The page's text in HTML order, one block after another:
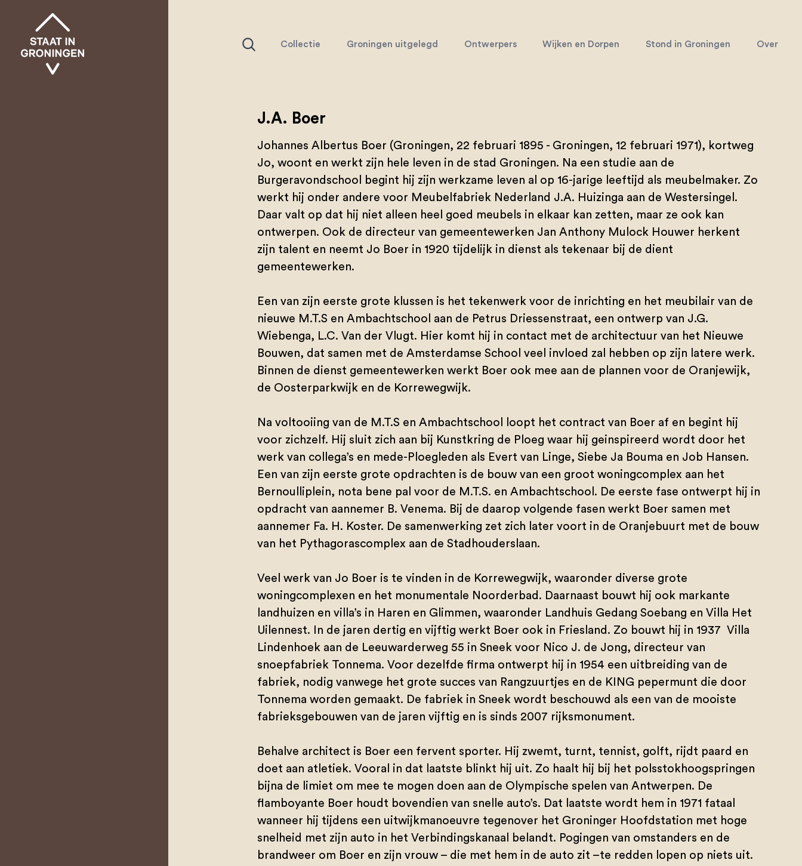
Collectie Groningen uitgelegd Ontwerpers Wijken en Dorpen Stond in Groningen Over
J.A. Boer
Johannes Albertus Boer (Groningen, 22 februari 1895 - Groningen, 12 februari 1971), kortweg
Jo, woont en werkt zijn hele leven in de stad Groningen. Na een studie aan de
Burgeravondschool begint hij zijn werkzame leven al op 16-jarige leeftijd als meubelmaker. Zo
werkt hij onder andere voor Meubelfabriek Nederland J.A. Huizinga aan de Westersingel.
Daar valt op dat hij niet alleen heel goed meubels in elkaar kan zetten, maar ze ook kan
ontwerpen. Ook de directeur van gemeentewerken Jan Anthony Mulock Houwer herkent
zijn talent en neemt Jo Boer in 1920 tijdelijk in dienst als tekenaar bij de dient
gemeentewerken.
Een van zijn eerste grote klussen is het tekenwerk voor de inrichting en het meubilair van de
nieuwe M.T.S en Ambachtschool aan de Petrus Driessenstraat, een ontwerp van J.G.
Wiebenga, L.C. Van der Vlugt. Hier komt hij in contact met de architectuur van het Nieuwe
Bouwen, dat samen met de Amsterdamse School veel invloed zal hebben op zijn latere werk.
Binnen de dienst gemeentewerken werkt Boer ook mee aan de plannen voor de Oranjewijk,
de Oosterparkwijk en de Korrewegwijk.
Na voltooiing van de M.T.S en Ambachtschool loopt het contract van Boer af en begint hij
voor zichzelf. Hij sluit zich aan bij Kunstkring de Ploeg waar hij geinspireerd wordt door het
werk van collega’s en mede-Ploegleden als Evert van Linge, Siebe Ja Bouma en Job Hansen.
Een van zijn eerste grote opdrachten is de bouw van een groot woningcomplex aan het
Bernoulliplein, nota bene pal voor de M.T.S. en Ambachtschool. De eerste fase ontwerpt hij in
opdracht van aannemer B. Venema. Bij de daarop volgende fasen werkt Boer samen met
aannemer Fa. H. Koster. De samenwerking zet zich later voort in de Oranjebuurt met de bouw
van het Pythagorascomplex aan de Stadhouderslaan.
Veel werk van Jo Boer is te vinden in de Korrewegwijk, waaronder diverse grote
woningcomplexen en het monumentale Noorderbad. Daarnaast bouwt hij ook markante
landhuizen en villa’s in Haren en Glimmen, waaronder Landhuis Gedang Soebang en Villa Het
Uilennest. In de jaren dertig en vijftig werkt Boer ook in Friesland. Zo bouwt hij in 1937 Villa
Lindenhoek aan de Leeuwarderweg 55 in Sneek voor Nico J. de Jong, directeur van
snoepfabriek Tonnema. Voor dezelfde firma ontwerpt hij in 1954 een uitbreiding van de
fabriek, nodig vanwege het grote succes van Rangzuurtjes en de KING pepermunt die door
Tonnema worden gemaakt. De fabriek in Sneek wordt beschouwd als een van de mooiste
fabrieksgebouwen van de jaren vijftig en is sinds 2007 rijksmonument.
Behalve architect is Boer een fervent sporter. Hij zwemt, turnt, tennist, golft, rijdt paard en
doet aan atletiek. Vooral in dat laatste blinkt hij uit. Zo haalt hij bij het polsstokhoogspringen
bijna de limiet om mee te mogen doen aan de Olympische spelen van Antwerpen. De
flamboyante Boer houdt bovendien van snelle auto’s. Dat laatste wordt hem in 1971 fataal
wanneer hij tijdens een uitwijkmanoeuvre tegenover het Groninger Hoofdstation met hoge
snelheid met zijn auto in het Verbindingskanaal belandt. Pogingen van omstanders en de
brandweer om Boer en zijn vrouw – die met hem in de auto zit –te redden lopen op niets uit.